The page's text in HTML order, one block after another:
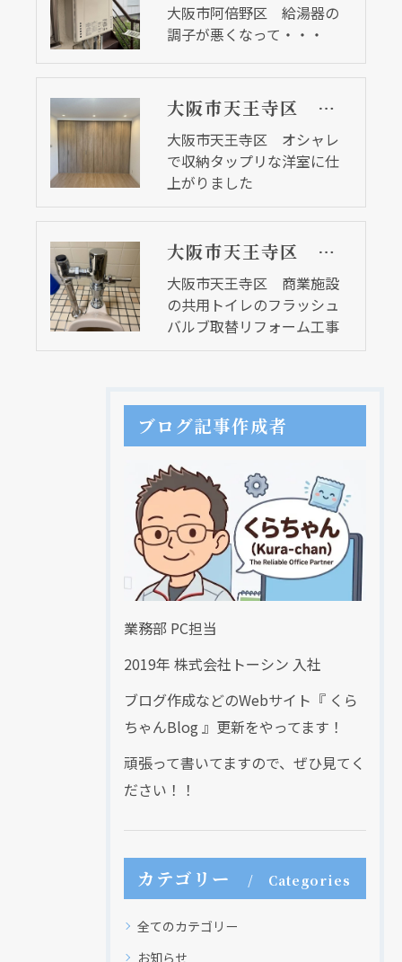
大阪市阿倍野区 給湯器の
調子が悪くなって・・・
大阪市天王寺区 オシャレで収納タップリな洋室に仕上がりました
大阪市天王寺区 オシャレ
で収納タップリな洋室に仕
上がりました
大阪市天王寺区 商業施設の共用トイレのフラッシュバルブ取替リフォーム工事
大阪市天王寺区 商業施設
の共用トイレのフラッシュ
バルブ取替リフォーム工事
ブログ記事作成者
業務部 PC担当
2019年 株式会社トーシン 入社
ブログ作成などのWebサイト『 くら
ちゃんBlog 』更新をやってます！
頑張って書いてますので、ぜひ見てく
ださい！！
カテゴリー Categories
全てのカテゴリー
お知らせ